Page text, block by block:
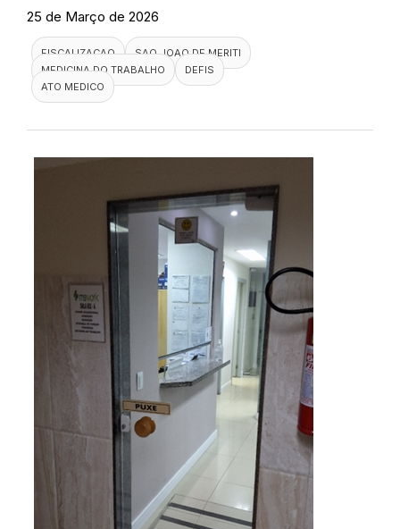
25 de Março de 2026
FISCALIZACAO
SAO JOAO DE MERITI
MEDICINA DO TRABALHO
DEFIS
ATO MEDICO